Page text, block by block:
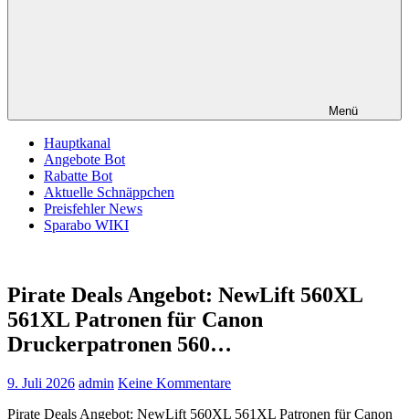
Menü
Hauptkanal
Angebote Bot
Rabatte Bot
Aktuelle Schnäppchen
Preisfehler News
Sparabo WIKI
Pirate Deals Angebot: NewLift 560XL
561XL Patronen für Canon
Druckerpatronen 560…
9. Juli 2026 admin Keine Kommentare
Pirate Deals Angebot: NewLift 560XL 561XL Patronen für Canon